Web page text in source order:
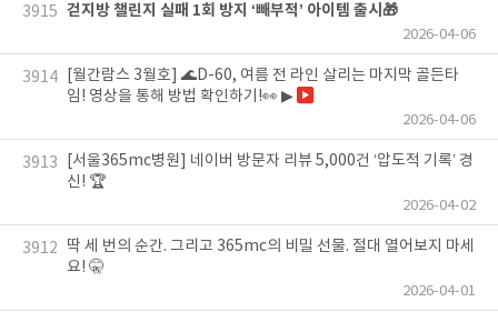
3915 걷지방 챌린지 실패 1회 방지 ‘빼부적’ 아이템 출시🎁
2026-04-06
3914
[월간람스 3월호] 🌊D-60, 여름 전 라인 살리는 마지막 골든타
임! 영상을 통해 방법 확인하기!👀 ▶
2026-04-06
3913
[서울365mc병원] 네이버 방문자 리뷰 5,000건 ‘압도적 기록’ 경
신! 🏆
2026-04-02
3912
딱 세 번의 순간. 그리고 365mc의 비밀 선물. 절대 열어보지 마세
요! 🤫
2026-04-01